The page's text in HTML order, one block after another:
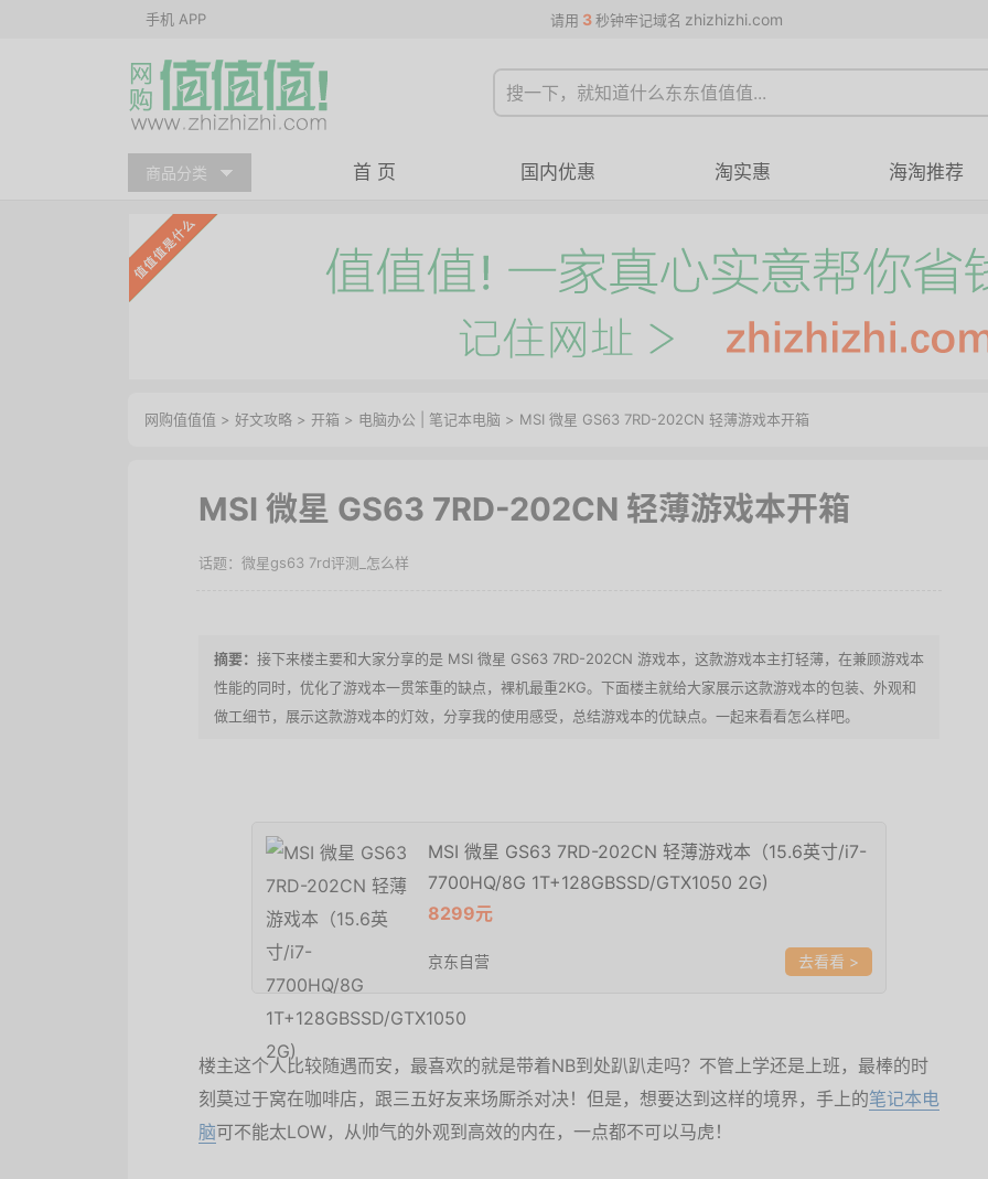
手机 APP 请用 3 秒钟牢记域名 zhizhizhi.com
商品分类 首 页 国内优惠 淘实惠 海淘推荐
网购值值值 > 好文攻略 > 开箱 > 电脑办公 笔记本电脑 > MSI 微星 GS63 7RD-202CN 轻薄游戏本开箱
MSI 微星 GS63 7RD-202CN 轻薄游戏本开箱
微星gs63 7rd评测_怎么样
接下来楼主要和大家分享的是 MSI 微星 GS63 7RD-202CN 游戏本，这款游戏本主打轻薄，在兼顾游戏本
性能的同时，优化了游戏本一贯笨重的缺点，裸机最重2KG。下面楼主就给大家展示这款游戏本的包装、外观和
做工细节，展示这款游戏本的灯效，分享我的使用感受，总结游戏本的优缺点。一起来看看怎么样吧。
MSI 微星 GS63 7RD-202CN 轻薄游戏本（15.6英寸/i7-
7700HQ/8G 1T+128GBSSD/GTX1050 2G)
8299元
京东自营 >
楼主这个人比较随遇而安，最喜欢的就是带着NB到处趴趴走吗？不管上学还是上班，最棒的时
刻莫过于窝在咖啡店，跟三五好友来场厮杀对决！但是，想要达到这样的境界，手上的笔记本电
脑可不能太LOW，从帅气的外观到高效的内在，一点都不可以马虎！